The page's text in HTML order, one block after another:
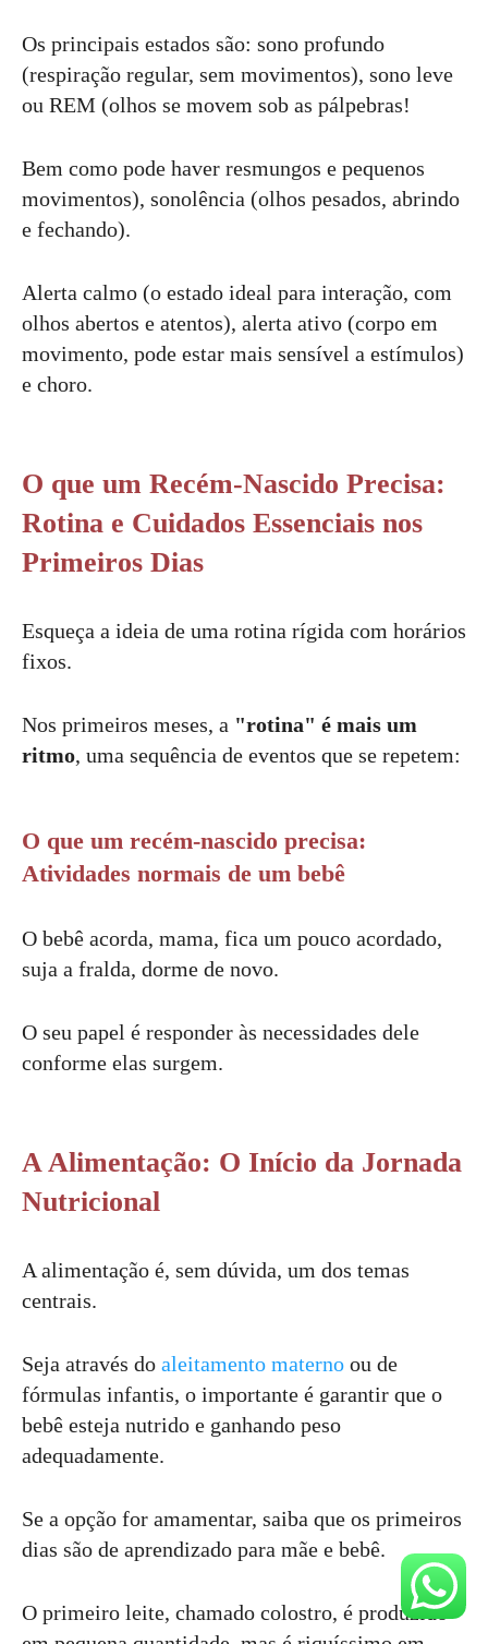
Os principais estados são: sono profundo
(respiração regular, sem movimentos), sono leve
ou REM (olhos se movem sob as pálpebras!
Bem como pode haver resmungos e pequenos
movimentos), sonolência (olhos pesados, abrindo
e fechando).
Alerta calmo (o estado ideal para interação, com
olhos abertos e atentos), alerta ativo (corpo em
movimento, pode estar mais sensível a estímulos)
e choro.
O que um Recém-Nascido Precisa:
Rotina e Cuidados Essenciais nos
Primeiros Dias
Esqueça a ideia de uma rotina rígida com horários
fixos.
Nos primeiros meses, a "rotina" é mais um
ritmo, uma sequência de eventos que se repetem:
O que um recém-nascido precisa:
Atividades normais de um bebê
O bebê acorda, mama, fica um pouco acordado,
suja a fralda, dorme de novo.
O seu papel é responder às necessidades dele
conforme elas surgem.
A Alimentação: O Início da Jornada
Nutricional
A alimentação é, sem dúvida, um dos temas
centrais.
Seja através do aleitamento materno ou de
fórmulas infantis, o importante é garantir que o
bebê esteja nutrido e ganhando peso
adequadamente.
Se a opção for amamentar, saiba que os primeiros
dias são de aprendizado para mãe e bebê.
O primeiro leite, chamado colostro, é produzido